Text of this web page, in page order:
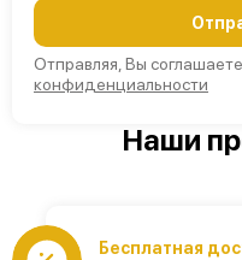
Отправляя, Вы
конфиденциальности
Наши
Бесплатная